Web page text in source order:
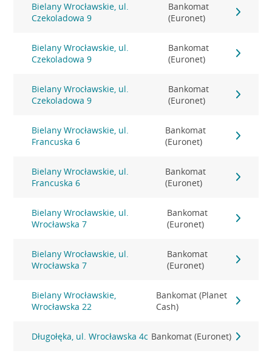
Bielany Wrocławskie, ul.
Czekoladowa 9
Bankomat
(Euronet)
Bielany Wrocławskie, ul.
Czekoladowa 9
Bankomat
(Euronet)
Bielany Wrocławskie, ul.
Czekoladowa 9
Bankomat
(Euronet)
Bielany Wrocławskie, ul.
Francuska 6
Bankomat
(Euronet)
Bielany Wrocławskie, ul.
Francuska 6
Bankomat
(Euronet)
Bielany Wrocławskie, ul.
Wrocławska 7
Bankomat
(Euronet)
Bielany Wrocławskie, ul.
Wrocławska 7
Bankomat
(Euronet)
Bielany Wrocławskie,
Wrocławska 22
Bankomat (Planet
Cash)
Długołęka, ul. Wrocławska 4c Bankomat (Euronet)